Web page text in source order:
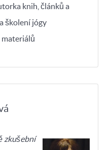
knih, článků a
školení jógy
zkušební